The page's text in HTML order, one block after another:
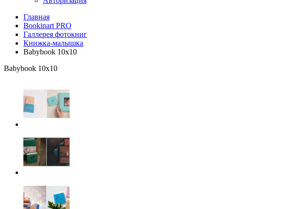
Главная
Bookinart PRO
Галлерея фотокниг
Книжка-малышка
Babybook 10х10
Babybook 10х10